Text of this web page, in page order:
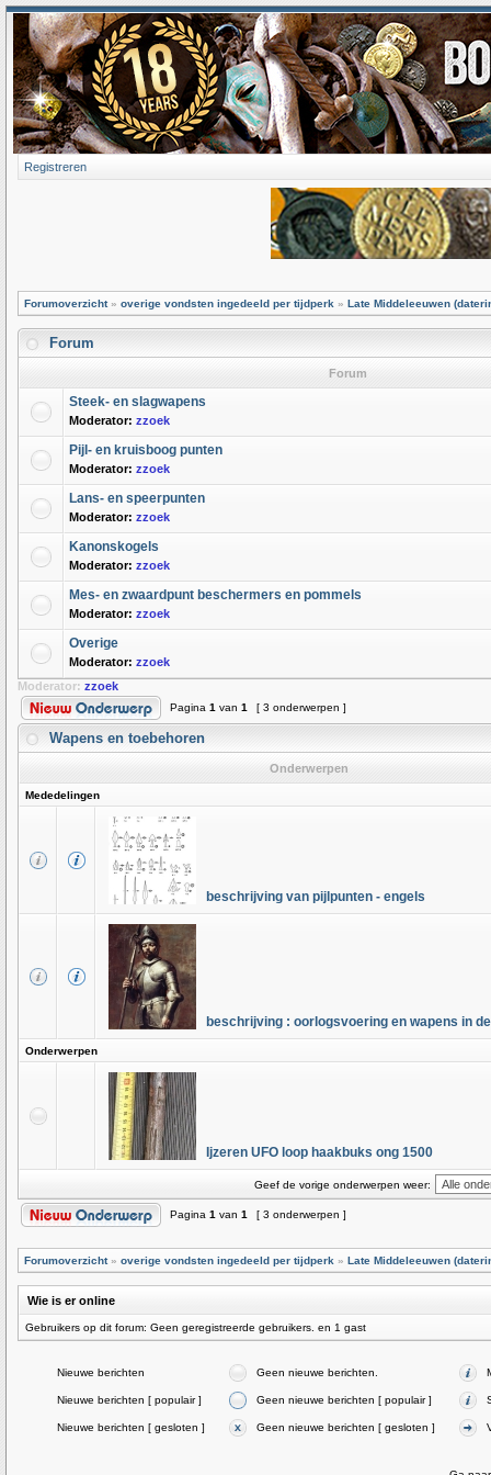
Registreren
Forumoverzicht» overige vondsten ingedeeld per tijdperk » Late Middeleeuwen
Forum
Forum
Steek- en slagwapens
Moderator: zzoek
Pijl- en kruisboog punten
Moderator: zzoek
Lans- en speerpunten
Moderator: zzoek
Kanonskogels
Moderator: zzoek
Mes- en zwaardpunt beschermers en pommels
Moderator: zzoek
Overige
Moderator: zzoek
Moderator: zzoek
Pagina 1 van 1 [ 3 onderwerpen ]
Wapens en toebehoren
Onderwerpen
Mededelingen
beschrijving van pijlpunten - engels
beschrijving : oorlogsvoering en wapens in
Onderwerpen
Ijzeren UFO loop haakbuks ong 1500
Geef de vorige onderwerpen weer:
Pagina 1 van 1 [ 3 onderwerpen ]
Forumoverzicht» overige vondsten ingedeeld per tijdperk » Late Middeleeuwen
Wie is er online
Gebruikers op dit forum: Geen geregistreerde gebruikers. en 1 gast
Nieuwe berichten Geen nieuwe berichten.
Nieuwe berichten [ populair ] Geen nieuwe berichten [ populair ]
Nieuwe berichten [ gesloten ] Geen nieuwe berichten [ gesloten ]